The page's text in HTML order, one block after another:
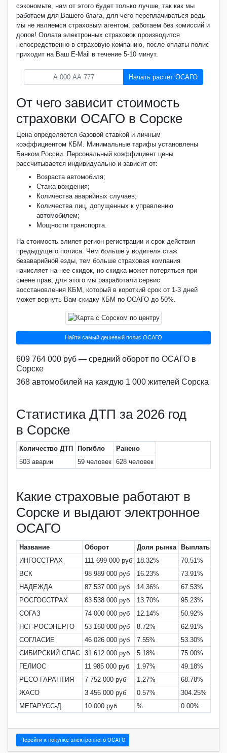
сэкономьте, нам от этого будет только лучше, так как мы
работаем для Вашего блага, для чего переплачиваться ведь
мы не являемся страховым агентом, работаем без комиссий и
допов! Оплата электронных страховок производится
непосредственно в страховую компанию, после оплаты полис
приходит на Ваш E-Mail в течение 5-10 минут.
Начать расчет ОСАГО
От чего зависит стоимость
страховки ОСАГО в Сорске
Цена определяется базовой ставкой и личным
коэффициентом КБМ. Минимальные тарифы установлены
Банком России. Персональный коэффициент цены
рассчитывается индивидуально и зависит от:
Возраста автомобиля;
Стажа вождения;
Количества аварийных случаев;
Количества лиц, допущенных к управлению
автомобилем;
Мощности транспорта.
На стоимость влияет регион регистрации и срок действия
предыдущего полиса. Чем больше у водителя стаж
безаварийной езды, тем больше страховая компания
начисляет на нее скидок, но скидка может потеряться при
смене прав, для этого мы разработали сервис
восстановления КБМ, который в короткий срок от 1-3 дней
может вернуть Вам скидку КБМ по ОСАГО до 50%.
Найти самый дешевый полис ОСАГО
609 764 000 руб — средний оборот по ОСАГО в
Сорске
368 автомобилей на каждую 1 000 жителей Сорска
Статистика ДТП за 2026 год
в Сорске
Количество ДТП Погибло
Ранено
503 аварии
59 человек 628 человек
Какие страховые работают в
Сорске и выдают электронное
ОСАГО
Название Оборот Доля рынка
Выплаты
ИНГОССТРАХ
111 699 000 руб 18.32%
70.51%
ВСК
98 989 000 руб 16.23%
73.91%
НАДЕЖДА
87 537 000 руб 14.36%
67.53%
РОСГОССТРАХ
83 538 000 руб 13.70%
95.23%
СОГАЗ
74 000 000 руб 12.14%
50.92%
НСГ-РОСЭНЕРГО
53 160 000 руб 8.72%
62.91%
СОГЛАСИЕ
46 026 000 руб 7.55%
53.30%
СИБИРСКИЙ СПАС
31 612 000 руб 5.18%
75.00%
ГЕЛИОС
11 985 000 руб 1.97%
49.18%
РЕСО-ГАРАНТИЯ
7 752 000 руб 1.27%
68.78%
ЖАСО
3 456 000 руб 0.57%
304.25%
МЕГАРУСС-Д
10 000 руб % 0.00%
Перейти к покупке электронного ОСАГО